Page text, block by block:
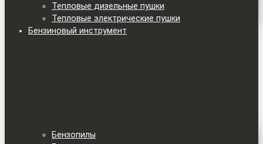
Тепловые дизельные пушки
Тепловые электрические пушки
Бензиновый инструмент
Бензопилы